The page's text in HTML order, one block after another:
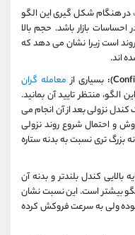
در هنگام شکل‌ گیری این الگو
بازار باشد. حجم بالا
روند است زیرا نشان می‌ دهد که
اند.
بسیاری از معامله گران
منتظر تایید آن بمانید.
کندل نزولی بعد از آن انجام می‌
و احتمال شروع روند نزولی
بزرگ‌ تری نسبت به بدنه ستاره
بالایی کندل بلندتر و بدنه آن
بیشتر است. این نسبت نشان
ولی به‌ سرعت فروکش کرده